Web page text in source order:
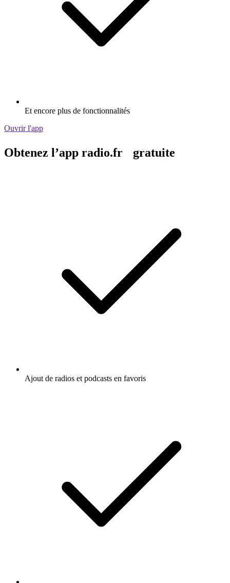
Et encore plus de fonctionnalités
Ouvrir l'app
Obtenez l’app radio.fr gratuite
Ajout de radios et podcasts en favoris